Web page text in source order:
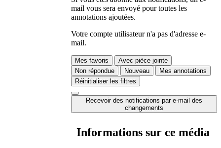
mail vous sera envoyé pour toutes les
annotations ajoutées.
Votre compte utilisateur n'a pas d'adresse e-
mail.
Mes favoris
Avec pièce jointe
Non répondue
Nouveau
Mes annotations
Réinitialiser les filtres
Recevoir des notifications par e-mail des
changements
Informations sur ce média